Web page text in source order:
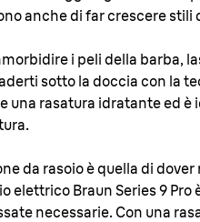
anche di far crescere stili
i peli della barba,
sotto la doccia con la
una rasatura idratante ed
da rasoio è quella di
elettrico Braun Series 9
necessarie. Con una